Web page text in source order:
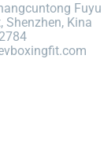
Shenzhen, Kina